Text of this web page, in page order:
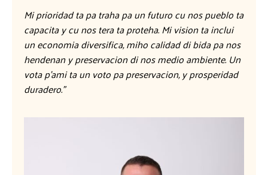
Mi prioridad ta pa traha pa un futuro cu nos pueblo ta
capacita y cu nos tera ta proteha. Mi vision ta inclui
un economia diversifica, miho calidad di bida pa nos
hendenan y preservacion di nos medio ambiente. Un
vota p’ami ta un voto pa preservacion, y prosperidad
duradero.”